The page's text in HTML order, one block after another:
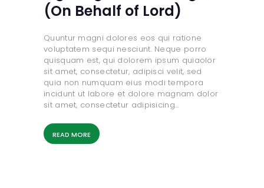
(On Behalf of Lord)
Quuntur magni dolores eos qui ratione
voluptatem sequi nesciunt. Neque porro
quisquam est, qui dolorem ipsum quiaolor
sit amet, consectetur, adipisci velit, sed
quia non numquam eius modi tempora
incidunt ut labore et dolore magnam dolor
sit amet, consectetur adipisicing…
READ MORE